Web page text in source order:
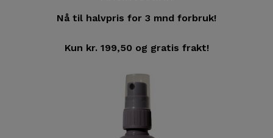
Nå til halvpris for 3 mnd forbruk!
Kun kr. 199,50 og gratis frakt!